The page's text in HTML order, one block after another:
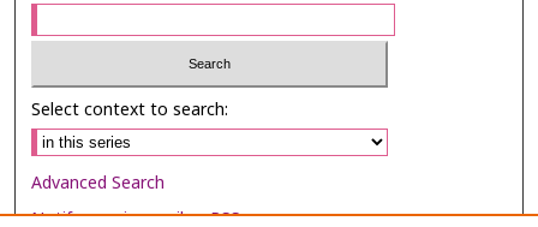
Select context to search:
Advanced Search
Notify me via email orRSS